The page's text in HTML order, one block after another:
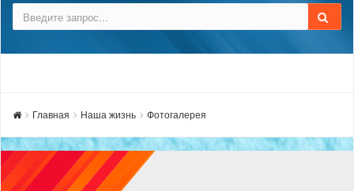
Главная Наша жизнь Фотогалерея